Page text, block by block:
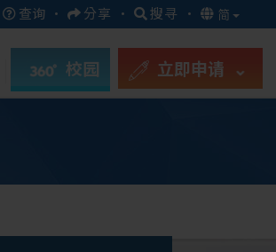
查询 · 分享 · 搜寻 · 简
校园 立即申请